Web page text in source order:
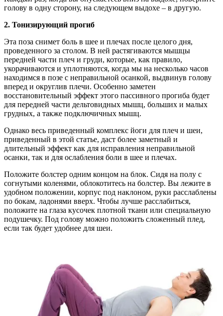
голову в одну сторону, на следующем выдохе – в другую.
2. Тонизирующий прогиб
Эта поза снимет боль в шее и плечах после целого дня,
проведенного за столом. В ней растягиваются мышцы
передней части плеч и груди, которые, как правило,
укорачиваются и уплотняются, когда мы на несколько часов
находимся в позе с неправильной осанкой, выдвинув голову
вперед и округлив плечи. Особенно заметен
восстановительный эффект этого пассивного прогиба будет
для передней части дельтовидных мышц, больших и малых
грудных, а также подключичных мышц.
Однако весь приведенный комплекс йоги для плеч и шеи,
приведенный в этой статье, даст более заметный и
длительный эффект как для исправления неправильной
осанки, так и для ослабления боли в шее и плечах.
Положите болстер одним концом на блок. Сидя на полу с
согнутыми коленями, облокотитесь на болстер. Вы лежите в
удобном положении, корпус под наклоном, руки расслаблены
по бокам, ладонями вверх. Чтобы лучше расслабиться,
положите на глаза кусочек плотной ткани или специальную
подушечку. Под голову можно положить сложенный плед,
если так будет удобнее для шеи.